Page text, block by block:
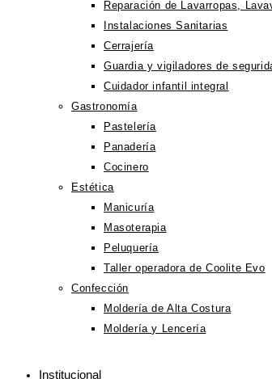
Reparación de Lavarropas,
Instalaciones Sanitarias
Cerrajería
Guardia y vigiladores de
Cuidador infantil integral
Gastronomía
Pastelería
Panadería
Cocinero
Estética
Manicuría
Masoterapia
Peluquería
Taller operadora de Coolite Evo
Confección
Moldería de Alta Costura
Moldería y Lencería
Institucional